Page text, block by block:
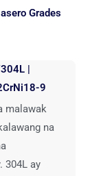
Grades
|
9
malawak
na
304L ay